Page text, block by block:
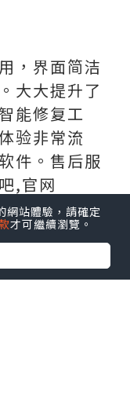
，界面简洁
大大提升了
能修复工
验非常流
件。售后服
,官网
站體驗，請確定
才可繼續瀏覽。